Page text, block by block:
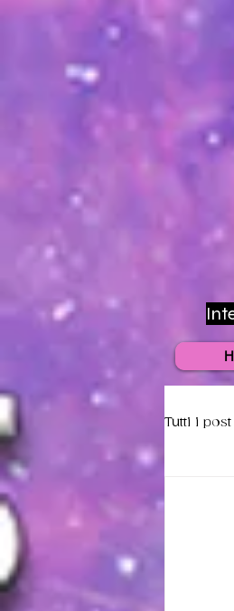
Tutti i post